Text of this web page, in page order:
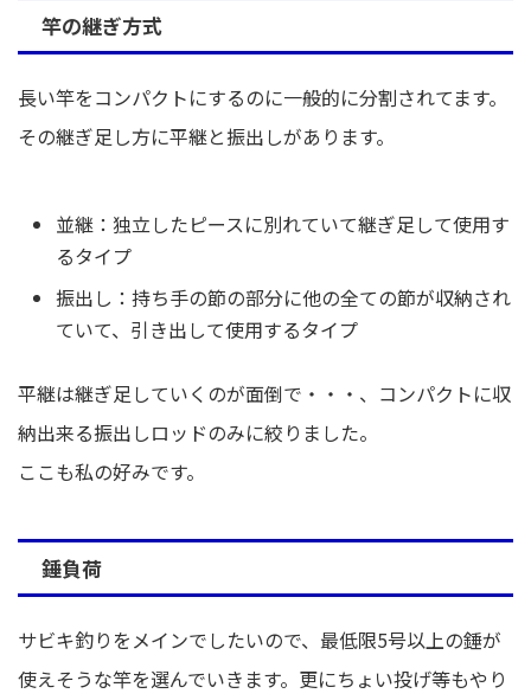
竿の継ぎ方式
長い竿をコンパクトにするのに一般的に分割されてます。
その継ぎ足し方に平継と振出しがあります。
並継：独立したピースに別れていて継ぎ足して使用す
るタイプ
振出し：持ち手の節の部分に他の全ての節が収納され
ていて、引き出して使用するタイプ
平継は継ぎ足していくのが面倒で・・・、コンパクトに収
納出来る振出しロッドのみに絞りました。
ここも私の好みです。
錘負荷
サビキ釣りをメインでしたいので、最低限5号以上の錘が
使えそうな竿を選んでいきます。更にちょい投げ等もやり